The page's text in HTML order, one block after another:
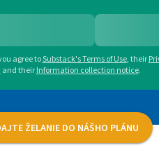
agree toSubstack's Terms of Use, their
and their Information collection notice.
ŽELANIE DO NÁŠHO PLÁNU